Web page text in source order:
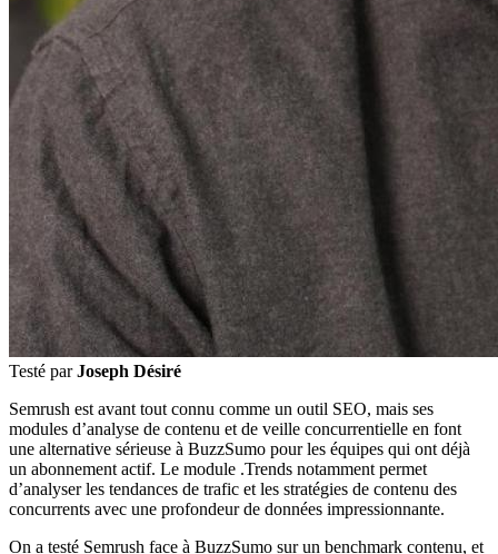
Testé parJoseph Désiré
Semrush est avant tout connu comme un outil SEO, mais ses
modules d’analyse de contenu et de veille concurrentielle en font
une alternative sérieuse à BuzzSumo pour les équipes qui ont déjà
un abonnement actif. Le module .Trends notamment permet
d’analyser les tendances de trafic et les stratégies de contenu des
concurrents avec une profondeur de données impressionnante.
On a testé Semrush face à BuzzSumo sur un benchmark contenu, et